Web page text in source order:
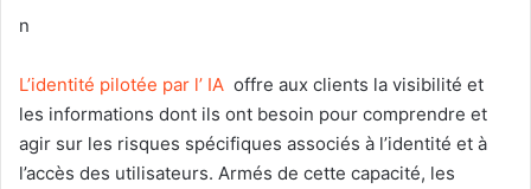
n
L’identité pilotée par l’ IA offre aux clients la visibilité et
les informations dont ils ont besoin pour comprendre et
agir sur les risques spécifiques associés à l’identité et à
l’accès des utilisateurs. Armés de cette capacité, les